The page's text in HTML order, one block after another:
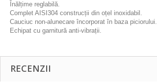
Înălțime reglabilă.
Complet AISI304 construcții din oțel inoxidabil.
Cauciuc non-alunecare încorporat în baza piciorului.
Echipat cu garnitură anti-vibrații.
RECENZII